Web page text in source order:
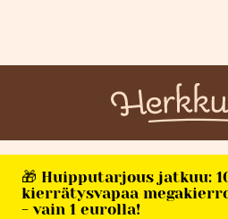
🎁 Huipputarjous jatkuu:
kierrätysvapaa
- vain 1 eurolla!